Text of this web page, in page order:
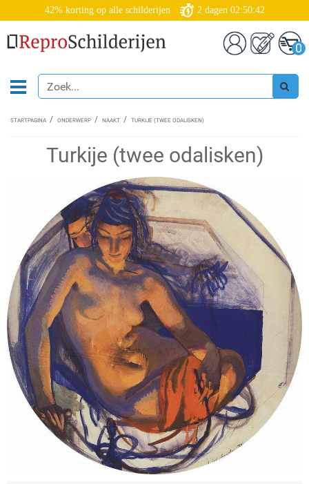
42% korting op alle schilderijen 2 dagen 02:50:41
0
STARTPAGINA ONDERWERP NAAKT TURKIJE (TWEE ODALISKEN)
Turkije (twee odalisken)